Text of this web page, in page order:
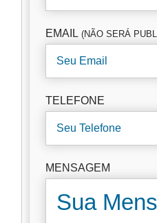
EMAIL (NÃO SERÁ
TELEFONE
MENSAGEM